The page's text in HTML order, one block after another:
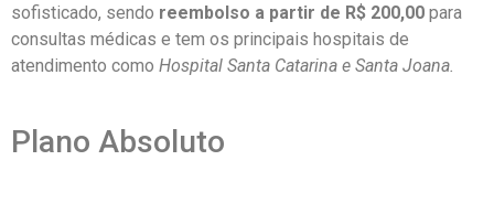
sofisticado, sendo reembolso a partir de R$ 200,00 para
consultas médicas e tem os principais hospitais de
atendimento como Hospital Santa Catarina e Santa Joana.
Plano Absoluto